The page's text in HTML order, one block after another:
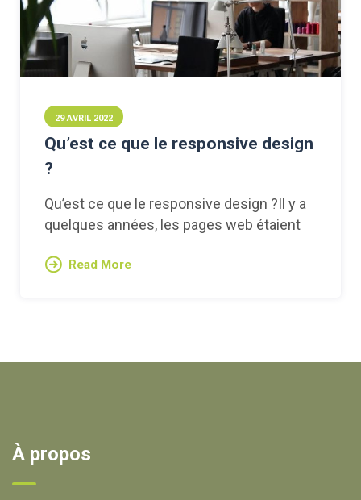
29 AVRIL 2022
Qu’est ce que le responsive design
?
Qu’est ce que le responsive design ?Il y a
quelques années, les pages web étaient
Read More
À propos